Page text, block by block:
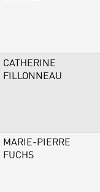
CATHERINE
FILLONNEAU
MARIE-PIERRE
FUCHS